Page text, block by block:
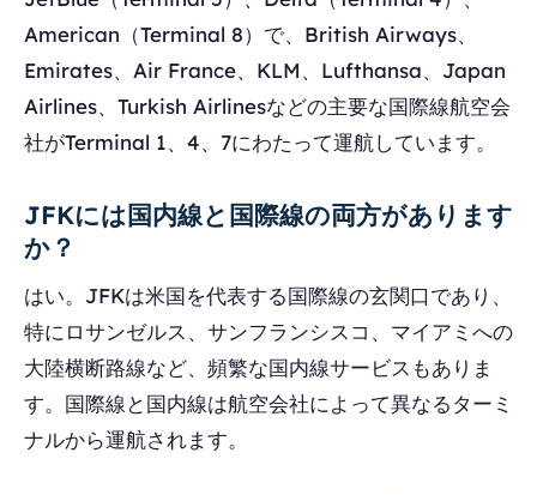
American（Terminal 8）で、British Airways、
Emirates、Air France、KLM、Lufthansa、Japan
Airlines、Turkish Airlinesなどの主要な国際線航空会
社がTerminal 1、4、7にわたって運航しています。
JFKには国内線と国際線の両方があります
か？
はい。JFKは米国を代表する国際線の玄関口であり、
特にロサンゼルス、サンフランシスコ、マイアミへの
大陸横断路線など、頻繁な国内線サービスもありま
す。国際線と国内線は航空会社によって異なるターミ
ナルから運航されます。